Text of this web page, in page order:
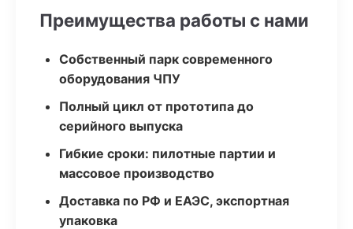
Преимущества работы с нами
Собственный парк современного
оборудования ЧПУ
Полный цикл от прототипа до
серийного выпуска
Гибкие сроки: пилотные партии и
массовое производство
Доставка по РФ и ЕАЭС, экспортная
упаковка